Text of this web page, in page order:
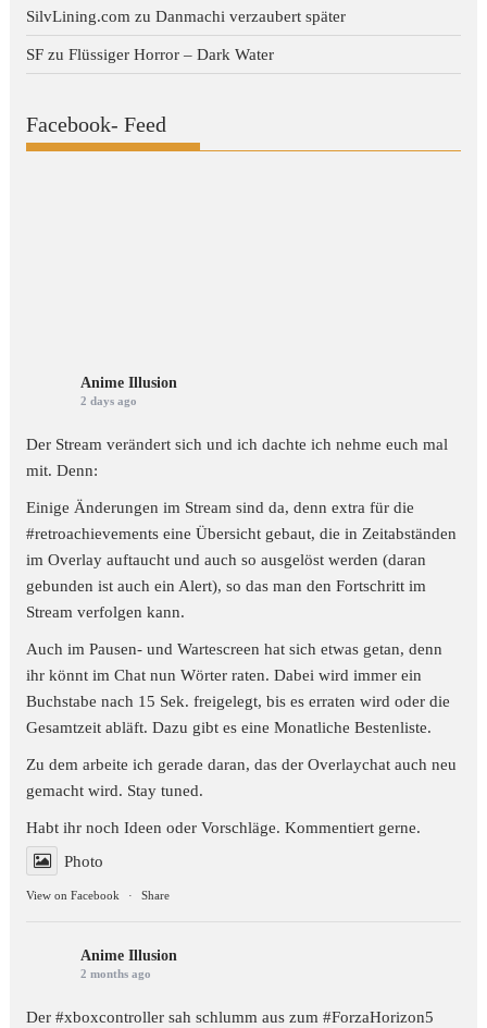
SilvLining.com zuDanmachi verzaubert später
SF zuFlüssiger Horror – Dark Water
Facebook- Feed
Anime Illusion
2 days ago
Der Stream verändert sich und ich dachte ich nehme euch mal
mit. Denn:
Einige Änderungen im Stream sind da, denn extra für die
#retroachievements eine Übersicht gebaut, die in Zeitabständen
im Overlay auftaucht und auch so ausgelöst werden (daran
gebunden ist auch ein Alert), so das man den Fortschritt im
Stream verfolgen kann.
Auch im Pausen- und Wartescreen hat sich etwas getan, denn
ihr könnt im Chat nun Wörter raten. Dabei wird immer ein
Buchstabe nach 15 Sek. freigelegt, bis es erraten wird oder die
Gesamtzeit abläft. Dazu gibt es eine Monatliche Bestenliste.
Zu dem arbeite ich gerade daran, das der Overlaychat auch neu
gemacht wird. Stay tuned.
Habt ihr noch Ideen oder Vorschläge. Kommentiert gerne.
Photo
View on Facebook · Share
Anime Illusion
2 months ago
Der #xboxcontroller sah schlumm aus zum#ForzaHorizon5